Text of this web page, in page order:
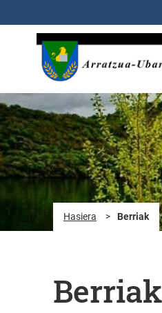
Hasiera > Berriak
Berriak